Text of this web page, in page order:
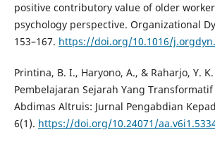
positive contributory value of older
psychology perspective. Organizational
153–167. https://doi.org/10.1016/
Printina, B. I., Haryono, A., & Raharjo, Y.
Pembelajaran Sejarah Yang
Abdimas Altruis: Jurnal Pengabdian
6(1). https://doi.org/10.24071/